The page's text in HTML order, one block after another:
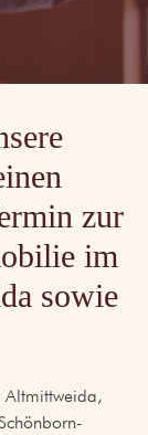
zur
im
sowie